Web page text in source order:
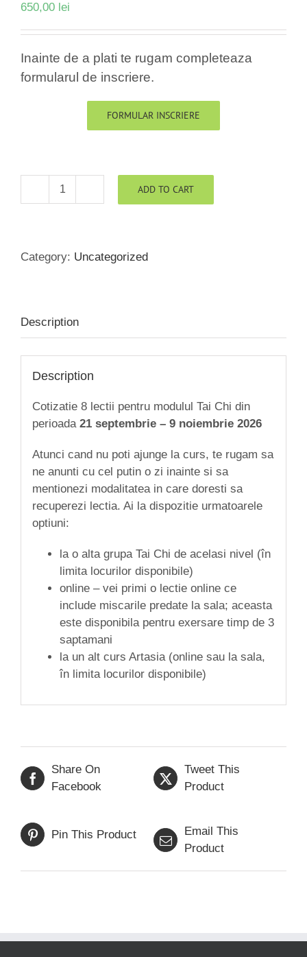
650,00 lei
Inainte de a plati te rugam completeaza
formularul de inscriere.
FORMULAR INSCRIERE
Cotizatie
Chi
(1,5
ADD TO CART
Category: Uncategorized
Description
Description
Cotizatie 8 lectii pentru modulul Tai Chi din
perioada21 septembrie – 9 noiembrie 2026
Atunci cand nu poti ajunge la curs, te rugam sa
ne anunti cu cel putin o zi inainte si sa
mentionezi modalitatea in care doresti sa
recuperezi lectia. Ai la dispozitie urmatoarele
optiuni:
la o alta grupa Tai Chi de acelasi nivel (în
limita locurilor disponibile)
online – vei primi o lectie online ce
include miscarile predate la sala; aceasta
este disponibila pentru exersare timp de 3
saptamani
la un alt curs Artasia (online sau la sala,
în limita locurilor disponibile)
Share On
Facebook
Tweet This
Product
Pin This Product
Email This
Product